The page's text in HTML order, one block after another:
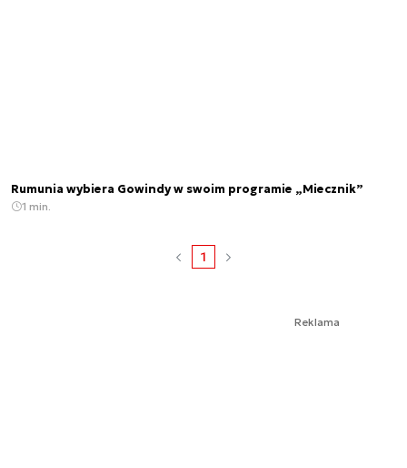
Rumunia wybiera Gowindy w swoim programie „Miecznik”
1 min.
1
Reklama